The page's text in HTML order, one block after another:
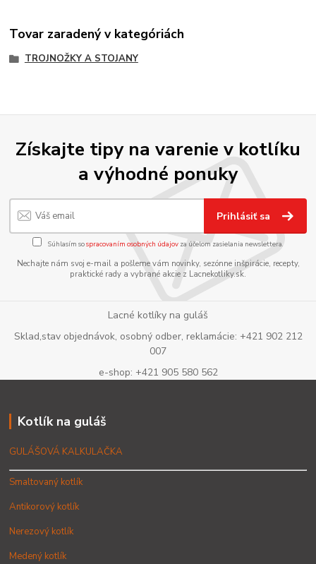
Tovar zaradený v kategóriách
TROJNOŽKY A STOJANY
Získajte tipy na varenie v kotlíku
a výhodné ponuky
Prihlásiť sa
Súhlasím sospracovaním osobných údajov za účelom zasielania newslettera.
Nechajte nám svoj e-mail a pošleme vám novinky, sezónne inšpirácie, recepty,
praktické rady a vybrané akcie z Lacnekotliky.sk.
Lacné kotlíky na guláš
Sklad,stav objednávok, osobný odber, reklamácie: +421 902 212
007
e-shop: +421 905 580 562
Kotlík na guláš
GULÁŠOVÁ KALKULAČKA
Smaltovaný kotlík
Antikorový kotlík
Nerezový kotlík
Medený kotlík